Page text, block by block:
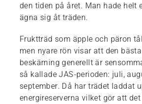
den tiden på året. Man hade helt
ägna sig åt träden.
Fruktträd som äpple och päron
men nyare rön visar att den
beskärning generellt är
så kallade JAS-perioden: juli,
september. Då har trädet laddat
energireserverna vilket gör att